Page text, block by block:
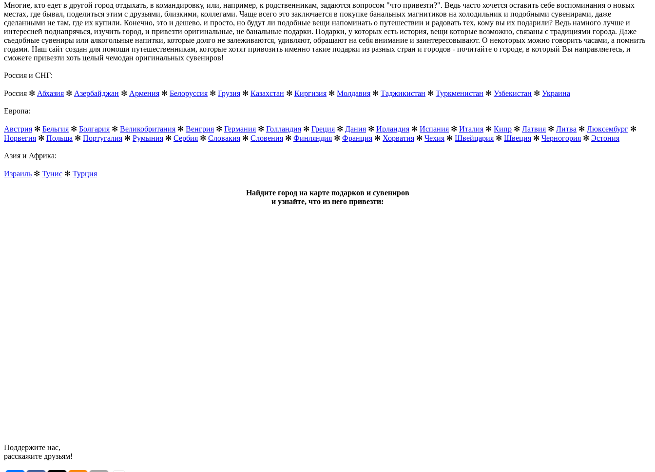
Многие, кто едет в другой город отдыхать, в командировку, или, например, к родственникам, задаются вопросом "что привезти?". Ведь часто хочется оставить себе воспоминания о новых
местах, где бывал, поделиться этим с друзьями, близкими, коллегами. Чаще всего это заключается в покупке банальных магнитиков на холодильник и подобными сувенирами, даже
сделанными не там, где их купили. Конечно, это и дешево, и просто, но будут ли подобные вещи напоминать о путешествии и радовать тех, кому вы их подарили? Ведь намного лучше и
интересней поднапрячься, изучить город, и привезти оригинальные, не банальные подарки. Подарки, у которых есть история, вещи которые возможно, связаны с традициями города. Даже
съедобные сувениры или алкогольные напитки, которые долго не залеживаются, удивляют, обращают на себя внимание и заинтересовывают. О некоторых можно говорить часами, а помнить
годами. Наш сайт создан для помощи путешественникам, которые хотят привозить именно такие подарки из разных стран и городов - почитайте о городе, в который Вы направляетесь, и
сможете привезти хоть целый чемодан оригинальных сувениров!
Россия и СНГ:
Россия ✻ Абхазия ✻ Азербайджан ✻ Армения ✻ Белоруссия ✻ Грузия ✻ Казахстан ✻ Киргизия ✻ Молдавия ✻ Таджикистан ✻ Туркменистан ✻ Узбекистан ✻ Украина
Европа:
Австрия ✻ Бельгия ✻ Болгария ✻ Великобритания ✻ Венгрия ✻ Германия ✻ Голландия ✻ Греция ✻ Дания ✻ Ирландия ✻ Испания ✻ Италия ✻ Кипр ✻ Латвия ✻ Литва ✻ Люксембург ✻
Норвегия ✻ Польша ✻ Португалия ✻ Румыния ✻ Сербия ✻ Словакия ✻ Словения ✻ Финляндия ✻ Франция ✻ Хорватия ✻ Чехия ✻ Швейцария ✻ Швеция ✻ Черногория ✻ Эстония
Азия и Африка:
Израиль ✻ Тунис ✻ Турция
Найдите город на карте подарков и сувениров
и узнайте, что из него привезти:
Поддержите нас,
расскажите друзьям!